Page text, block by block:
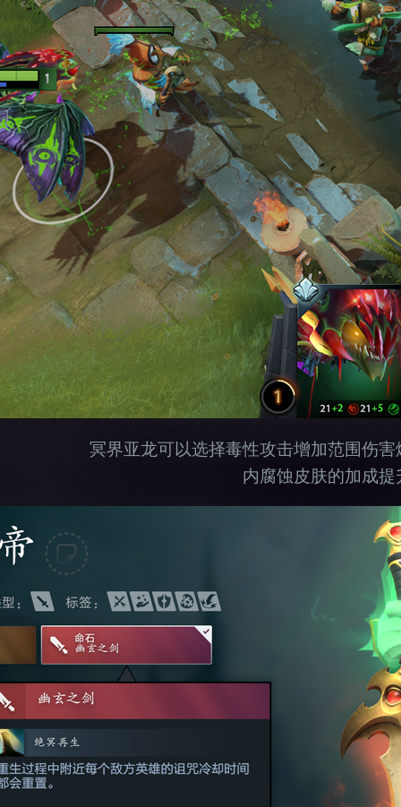
冥界亚龙可以选择毒性攻击增加范围伤
内腐蚀皮肤的加成提